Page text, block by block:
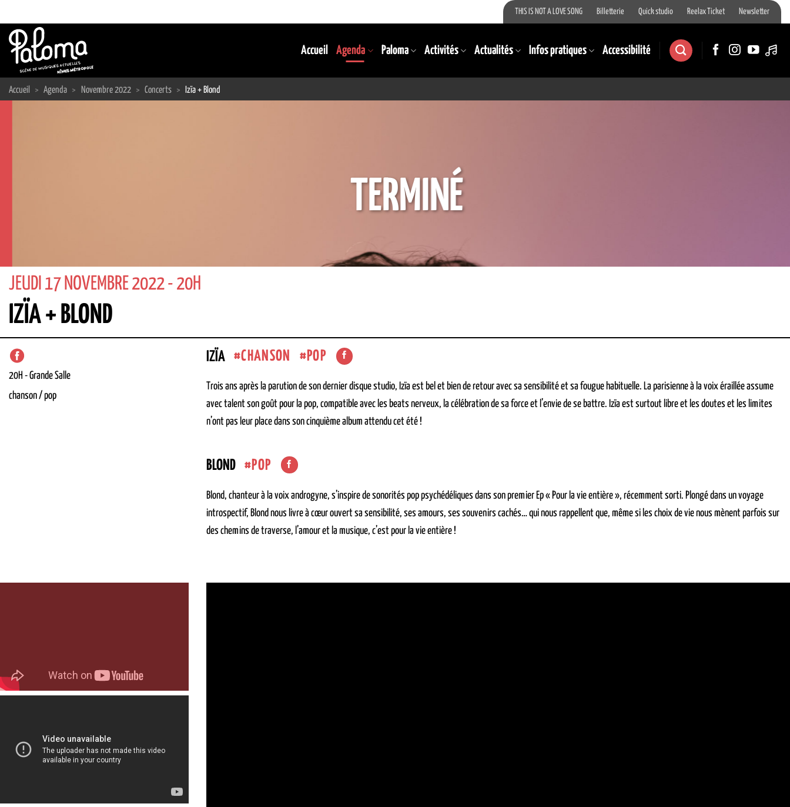
au
contenu
THIS IS NOT A LOVE SONG Billetterie Quick studio Reelax Ticket Newsletter
Accueil Agenda Paloma Activités Actualités Infos pratiques Accessibilité
Accueil > Agenda > Novembre 2022 > Concerts > Izïa + Blond
TERMINÉ
JEUDI 17 NOVEMBRE 2022 - 20H
IZÏA + BLOND
20H -Grande Salle
chanson / pop
IZÏA CHANSON POP
Trois ans après la parution de son dernier disque studio, Izïa est bel et bien de retour avec sa sensibilité et sa fougue habituelle. La parisienne à la voix éraillée assume
avec talent son goût pour la pop, compatible avec les beats nerveux, la célébration de sa force et l’envie de se battre. Izïa est surtout libre et les doutes et les limites
n’ont pas leur place dans son cinquième album attendu cet été !
BLOND POP
Blond, chanteur à la voix androgyne, s’inspire de sonorités pop psychédéliques dans son premier Ep « Pour la vie entière », récemment sorti. Plongé dans un voyage
introspectif, Blond nous livre à cœur ouvert sa sensibilité, ses amours, ses souvenirs cachés… qui nous rappellent que, même si les choix de vie nous mènent parfois sur
des chemins de traverse, l’amour et la musique, c’est pour la vie entière !